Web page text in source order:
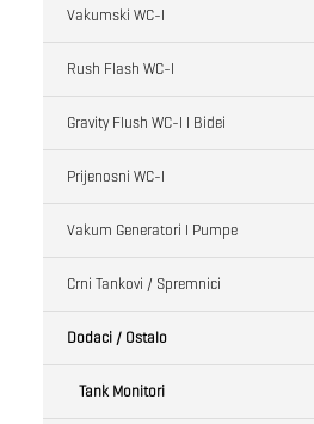
Vakumski WC-I
Rush Flash WC-I
Gravity Flush WC-I I Bidei
Prijenosni WC-I
Vakum Generatori I Pumpe
Crni Tankovi / Spremnici
Dodaci / Ostalo
Tank Monitori